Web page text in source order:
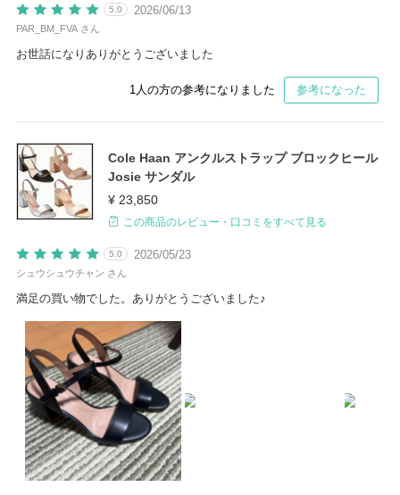
2026/06/13
5.0
PAR_BM_FVA さん
お世話になりありがとうございました
1 人の方の参考になりました 参考になった
Cole Haan アンクルストラップ ブロックヒール
Josie サンダル
¥ 23,850
この商品のレビュー・口コミをすべて見る
2026/05/23
5.0
シュウシュウチャン さん
満足の買い物でした。ありがとうございました♪